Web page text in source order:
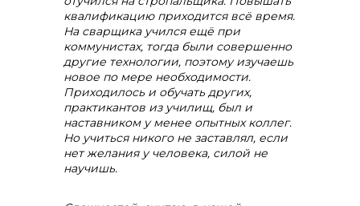
квалификацию приходится всё время.
На сварщика учился ещё при
коммунистах, тогда были совершенно
другие технологии, поэтому изучаешь
новое по мере необходимости.
Приходилось и обучать других,
практикантов из училищ, был и
наставником у менее опытных коллег.
Но учиться никого не заставлял, если
нет желания у человека, силой не
научишь.